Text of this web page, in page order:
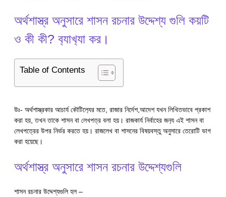
অর্থশাস্ত্র অনুসারে শাসন রচনার উদ্দেশ্য গুলি কয়টি
ও কী কী? ব‍্যাখ‍্যা কর।
Table of Contents
উঃ- অর্থশাস্ত্রকার আচার্য কৌটিল‍্যের মতে, রাজার নির্দেশ,আদেশ যখন লিখিতভাবে প্রকাশ
করা হয়, তখন তাকে শাসন বা লেখপত্র বলা হয়। রাজকার্য নির্বাহের জন‍্য এই শাসন বা
লেখপত্রের উপর নির্ভর করতে হয়। রাজলেখ বা শাসনের বিষয়বস্তু অনুসারে তেরোটি ভাগ
করা হয়েছে।
অর্থশাস্ত্র অনুসারে শাসন রচনার উদ্দেশ্যগুলি
শাসন রচনার উদ্দেশ্যগুলি হল –